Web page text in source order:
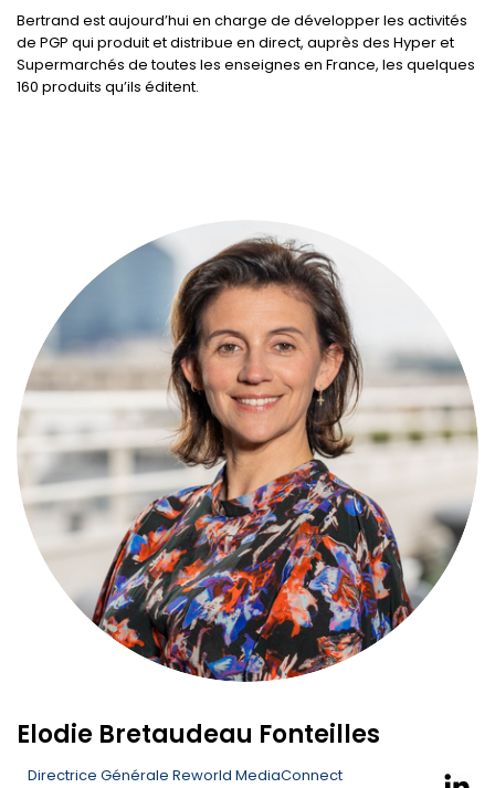
Bertrand est aujourd’hui en charge de développer les activités
de PGP qui produit et distribue en direct, auprès des Hyper et
Supermarchés de toutes les enseignes en France, les quelques
160 produits qu’ils éditent.
Elodie Bretaudeau Fonteilles
Directrice Générale Reworld MediaConnect